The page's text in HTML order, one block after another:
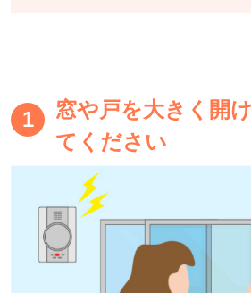
1
窓や戸を大きく開
てください